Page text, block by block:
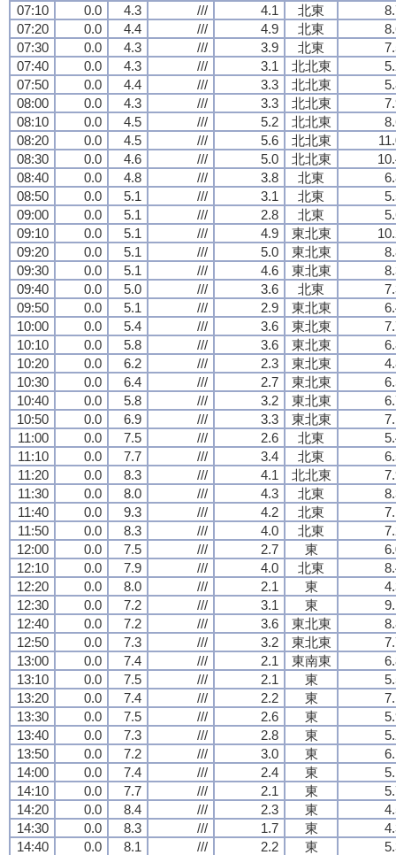
07:10
0.0 4.3 /// 4.1 北東
07:20
0.0 4.4 /// 4.9 北東
07:30
0.0 4.3 /// 3.9 北東
07:40
0.0 4.3 /// 3.1 北北東
07:50
0.0 4.4 /// 3.3 北北東
08:00
0.0 4.3 /// 3.3 北北東
08:10
0.0 4.5 /// 5.2 北北東
08:20
0.0 4.5 /// 5.6 北北東
08:30
0.0 4.6 /// 5.0 北北東
08:40
0.0 4.8 /// 3.8 北東
08:50
0.0 5.1 /// 3.1 北東
09:00
0.0 5.1 /// 2.8 北東
09:10
0.0 5.1 /// 4.9 東北東
09:20
0.0 5.1 /// 5.0 東北東
09:30
0.0 5.1 /// 4.6 東北東
09:40
0.0 5.0 /// 3.6 北東
09:50
0.0 5.1 /// 2.9 東北東
10:00
0.0 5.4 /// 3.6 東北東
10:10
0.0 5.8 /// 3.6 東北東
10:20
0.0 6.2 /// 2.3 東北東
10:30
0.0 6.4 /// 2.7 東北東
10:40
0.0 5.8 /// 3.2 東北東
10:50
0.0 6.9 /// 3.3 東北東
11:00
0.0 7.5 /// 2.6 北東
11:10
0.0 7.7 /// 3.4 北東
11:20
0.0 8.3 /// 4.1 北北東
11:30
0.0 8.0 /// 4.3 北東
11:40
0.0 9.3 /// 4.2 北東
11:50
0.0 8.3 /// 4.0 北東
12:00
0.0 7.5 /// 2.7 東
12:10
0.0 7.9 /// 4.0 北東
12:20
0.0 8.0 /// 2.1 東
12:30
0.0 7.2 /// 3.1 東
12:40
0.0 7.2 /// 3.6 東北東
12:50
0.0 7.3 /// 3.2 東北東
13:00
0.0 7.4 /// 2.1 東南東
13:10
0.0 7.5 /// 2.1 東
13:20
0.0 7.4 /// 2.2 東
13:30
0.0 7.5 /// 2.6 東
13:40
0.0 7.3 /// 2.8 東
13:50
0.0 7.2 /// 3.0 東
14:00
0.0 7.4 /// 2.4 東
14:10
0.0 7.7 /// 2.1 東
14:20
0.0 8.4 /// 2.3 東
14:30
0.0 8.3 /// 1.7 東
14:40
0.0 8.1 /// 2.2 東